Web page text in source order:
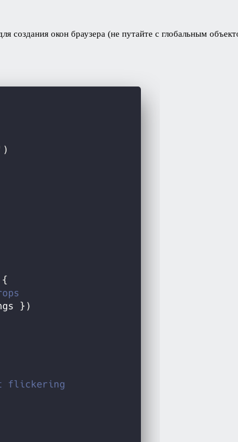
окон браузера (не путайте с глобальным